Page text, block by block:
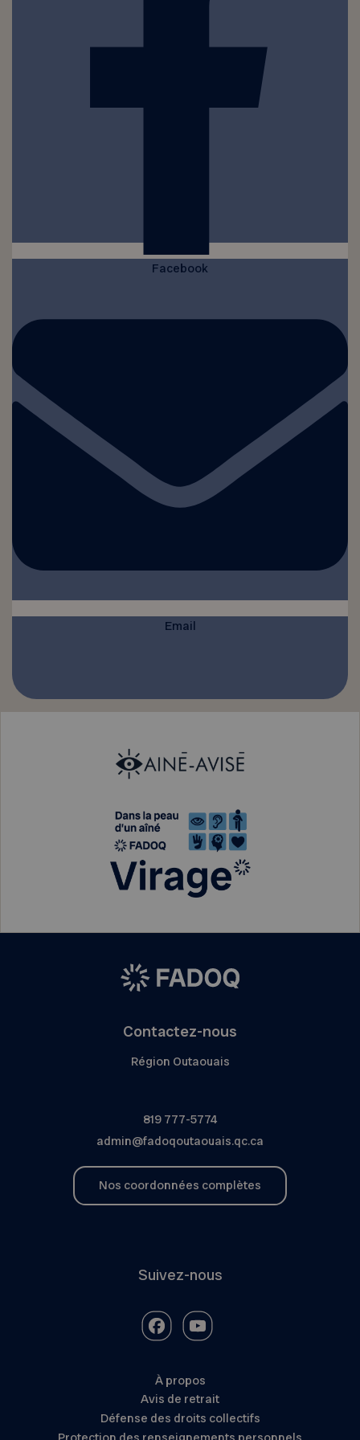
Facebook
Email
Contactez-nous
Région Outaouais
819 777-5774
admin@fadoqoutaouais.qc.ca
Nos coordonnées complètes
Suivez-nous
À propos
Avis de retrait
Défense des droits collectifs